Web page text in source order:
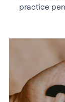
practice